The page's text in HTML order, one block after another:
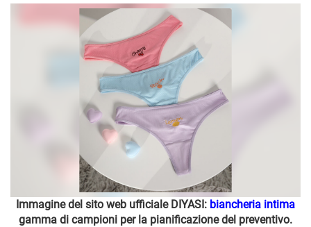
Immagine del sito web ufficiale DIYASI: biancheria intima
gamma di campioni per la pianificazione del preventivo.